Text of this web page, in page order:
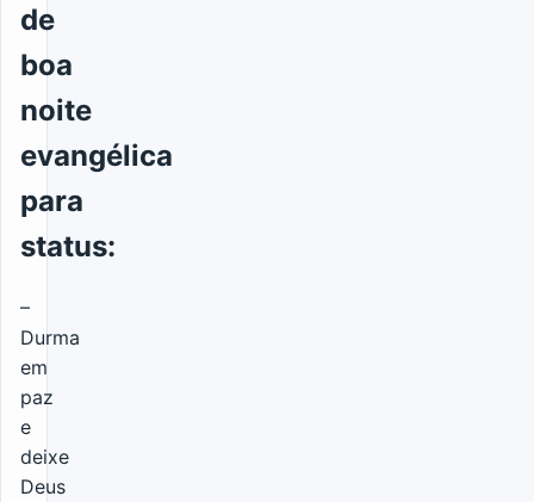
de
boa
noite
evangélica
para
status:
–
Durma
em
paz
e
deixe
Deus